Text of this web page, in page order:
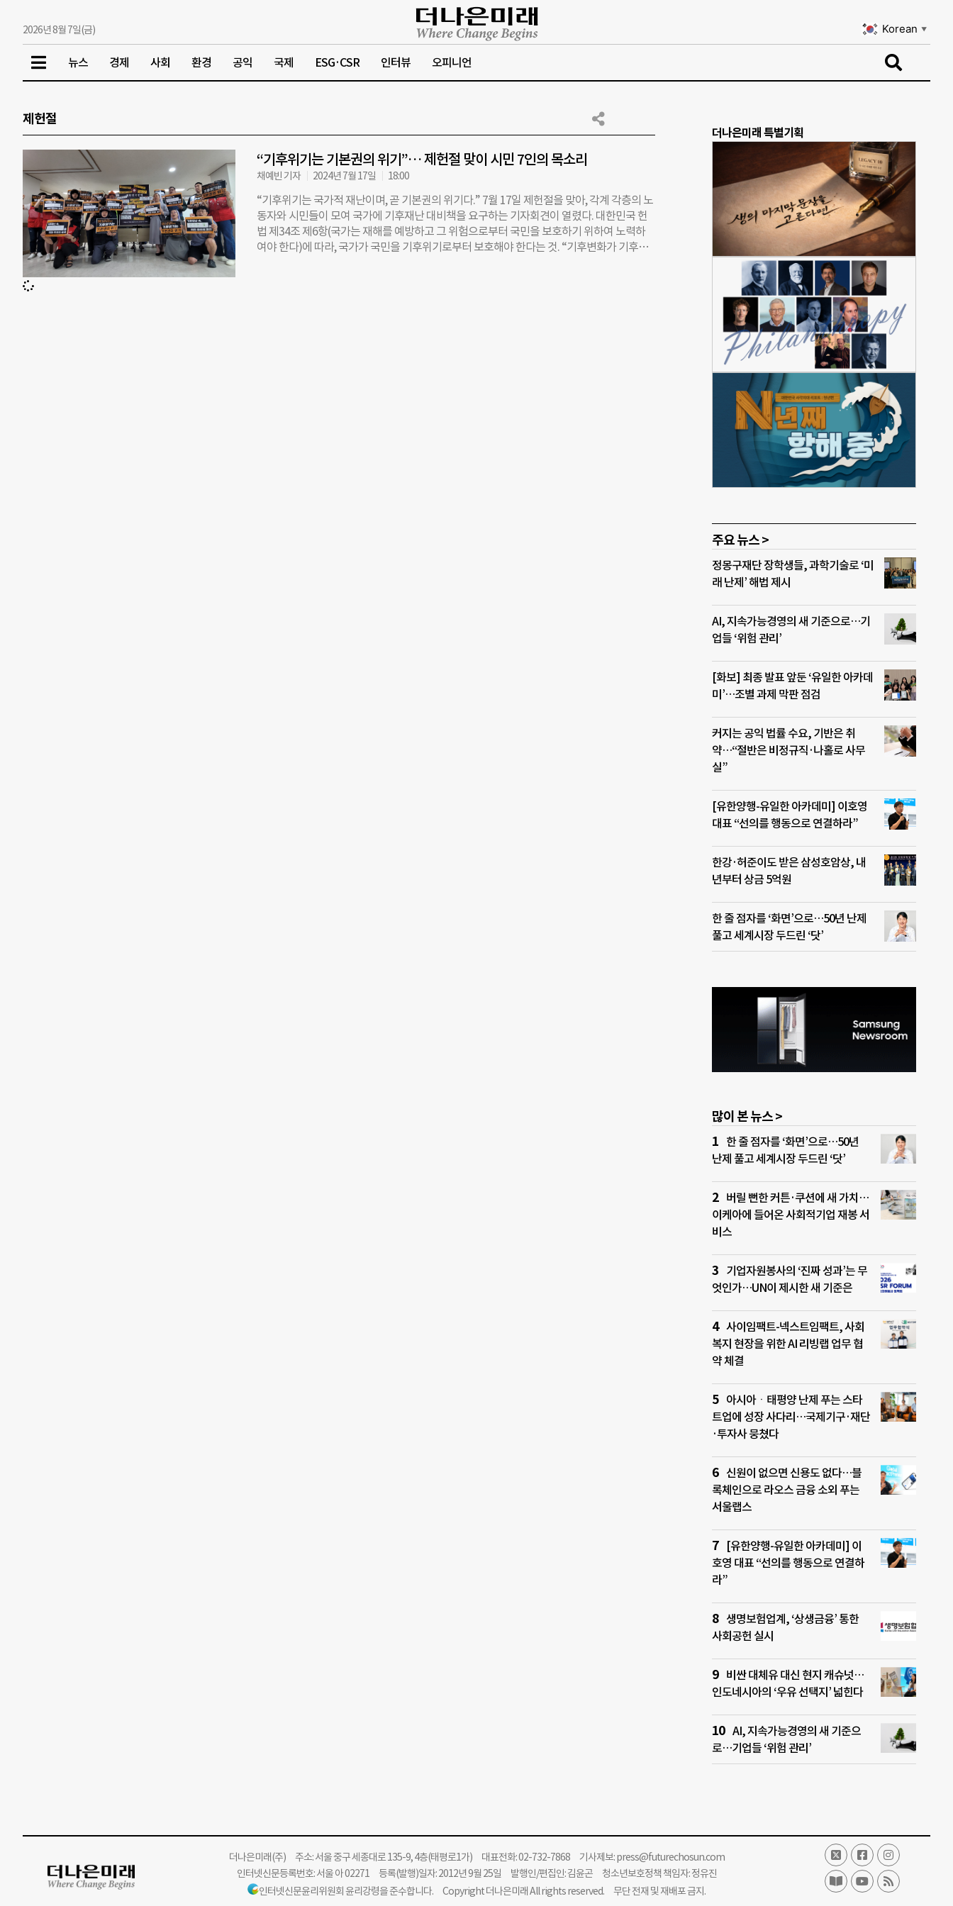
2026년 8월 7일(금) Korean ▼
뉴스 경제 사회 환경 공익 국제 ESG·CSR 인터뷰 오피니언
제헌절
“기후위기는 기본권의 위기”… 제헌절 맞이 시민 7인의 목소리
채예빈 기자 2024년 7월 17일 18:00
“기후위기는 국가적 재난이며, 곧 기본권의 위기다.” 7월 17일 제헌절을 맞아, 각계 각층의 노
동자와 시민들이 모여 국가에 기후재난 대비책을 요구하는 기자회견이 열렸다. 대한민국 헌
법 제34조 제6항(국가는 재해를 예방하고 그 위험으로부터 국민을 보호하기 위하여 노력하
여야 한다)에 따라, 국가가 국민을 기후위기로부터 보호해야 한다는 것. “기후변화가 기후재
더나은미래 특별기획
주요 뉴스 >
정몽구재단 장학생들, 과학기술로 ‘미
래 난제’ 해법 제시
AI, 지속가능경영의 새 기준으로…기
업들 ‘위험 관리’
[화보] 최종 발표 앞둔 ‘유일한 아카데
미’…조별 과제 막판 점검
커지는 공익 법률 수요, 기반은 취
약…“절반은 비정규직·나홀로 사무
실”
[유한양행-유일한 아카데미] 이호영
대표 “선의를 행동으로 연결하라”
한강·허준이도 받은 삼성호암상, 내
년부터 상금 5억원
한 줄 점자를 ‘화면’으로…50년 난제
풀고 세계시장 두드린 ‘닷’
많이 본 뉴스 >
한 줄 점자를 ‘화면’으로…50년
난제 풀고 세계시장 두드린 ‘닷’
버릴 뻔한 커튼·쿠션에 새 가치…
이케아에 들어온 사회적기업 재봉 서
비스
기업자원봉사의 ‘진짜 성과’는 무
엇인가…UN이 제시한 새 기준은
사이임팩트-넥스트임팩트, 사회
복지 현장을 위한 AI 리빙랩 업무 협
약 체결
아시아ㆍ태평양 난제 푸는 스타
트업에 성장 사다리…국제기구·재단
·투자사 뭉쳤다
신원이 없으면 신용도 없다…블
록체인으로 라오스 금융 소외 푸는
서울랩스
[유한양행-유일한 아카데미] 이
호영 대표 “선의를 행동으로 연결하
라”
생명보험업계, ‘상생금융’ 통한
사회공헌 실시
비싼 대체유 대신 현지 캐슈넛…
인도네시아의 ‘우유 선택지’ 넓힌다
AI, 지속가능경영의 새 기준으
로…기업들 ‘위험 관리’
더나은미래(주)주소: 서울 중구 세종대로 135-9, 4층(태평로1가) 대표전화: 02-732-7868 기사제보:press@futurechosun.com
인터넷신문등록번호: 서울 아 02271 등록(발행)일자: 2012년 9월 25일 발행인/편집인: 김윤곤 청소년보호정책 책임자: 정유진
인터넷신문윤리위원회 윤리강령을 준수합니다. Copyright 더나은미래 All rights reserved. 무단 전재 및 재배포 금지.